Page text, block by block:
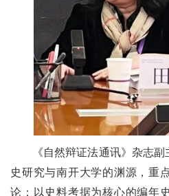
《自然辩证法通讯》杂志
史研究与南开大学的渊源，重
论：以史料考据为核心的编年